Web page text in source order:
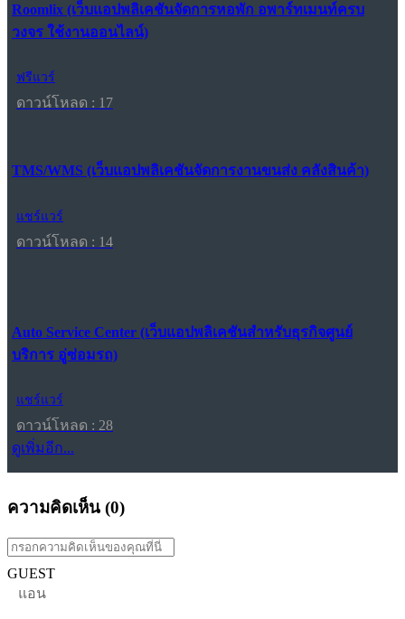
Roomlix (เว็บแอปพลิเคชันจัดการหอพัก อพาร์ทเมนท์ครบ
วงจร ใช้งานออนไลน์)
ฟรีแวร์
ดาวน์โหลด : 17
TMS/WMS (เว็บแอปพลิเคชันจัดการงานขนส่ง คลังสินค้า)
แชร์แวร์
ดาวน์โหลด : 14
Auto Service Center (เว็บแอปพลิเคชันสำหรับธุรกิจศูนย์
บริการ อู่ซ่อมรถ)
แชร์แวร์
ดาวน์โหลด : 28
ดูเพิ่มอีก...
ความคิดเห็น (0)
GUEST
แอน